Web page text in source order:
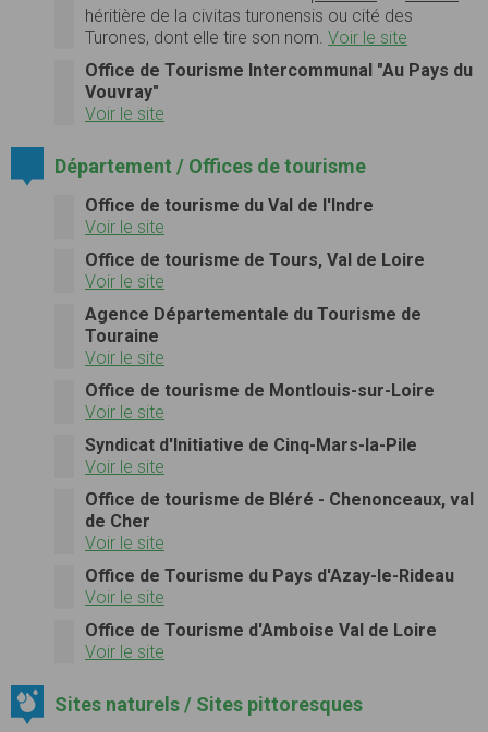
héritière de la civitas turonensis ou cité des
Turones, dont elle tire son nom. Voir le site
Office de Tourisme Intercommunal "Au Pays du
Vouvray"
Voir le site
Département / Offices de tourisme
Office de tourisme du Val de l'Indre
Voir le site
Office de tourisme de Tours, Val de Loire
Voir le site
Agence Départementale du Tourisme de
Touraine
Voir le site
Office de tourisme de Montlouis-sur-Loire
Voir le site
Syndicat d'Initiative de Cinq-Mars-la-Pile
Voir le site
Office de tourisme de Bléré - Chenonceaux, val
de Cher
Voir le site
Office de Tourisme du Pays d'Azay-le-Rideau
Voir le site
Office de Tourisme d'Amboise Val de Loire
Voir le site
Sites naturels / Sites pittoresques